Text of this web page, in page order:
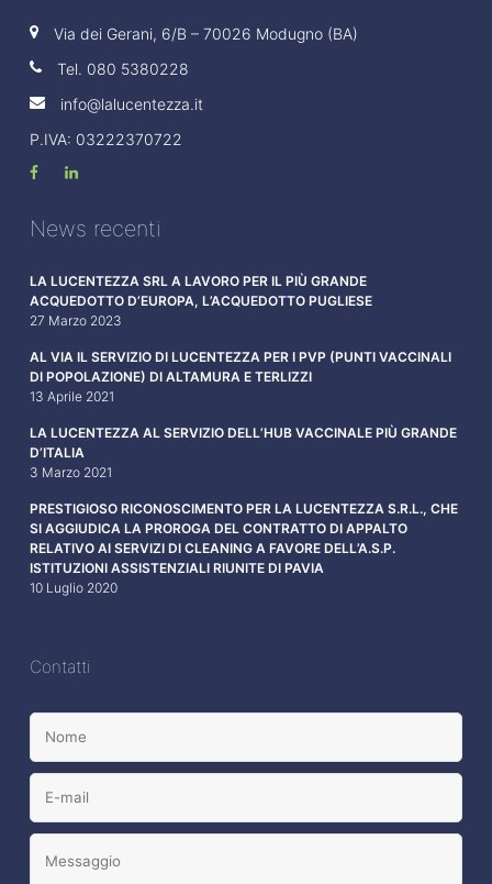
Via dei Gerani, 6/B – 70026 Modugno (BA)
Tel. 080 5380228
info@lalucentezza.it
P.IVA: 03222370722
News recenti
LA LUCENTEZZA SRL A LAVORO PER IL PIÙ GRANDE
ACQUEDOTTO D’EUROPA, L’ACQUEDOTTO PUGLIESE
27 Marzo 2023
AL VIA IL SERVIZIO DI LUCENTEZZA PER I PVP (PUNTI VACCINALI
DI POPOLAZIONE) DI ALTAMURA E TERLIZZI
13 Aprile 2021
LA LUCENTEZZA AL SERVIZIO DELL’HUB VACCINALE PIÙ GRANDE
D’ITALIA
3 Marzo 2021
PRESTIGIOSO RICONOSCIMENTO PER LA LUCENTEZZA S.R.L., CHE
SI AGGIUDICA LA PROROGA DEL CONTRATTO DI APPALTO
RELATIVO AI SERVIZI DI CLEANING A FAVORE DELL’A.S.P.
ISTITUZIONI ASSISTENZIALI RIUNITE DI PAVIA
10 Luglio 2020
Contatti